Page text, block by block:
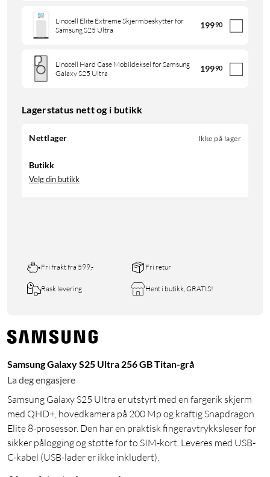
Linocell Elite Extreme Skjermbeskytter for
Samsung S25 Ultra
19990
Linocell Hard Case Mobildeksel for Samsung
Galaxy S25 Ultra
19990
Lagerstatus nett og i butikk
Nettlager Ikke på lager
Butikk
Velg din butikk
Fri frakt fra 599,- Fri retur
Rask levering Hent i butikk, GRATIS!
Samsung Galaxy S25 Ultra 256 GB Titan-grå
La deg engasjere
Samsung Galaxy S25 Ultra er utstyrt med en fargerik skjerm
med QHD+, hovedkamera på 200 Mp og kraftig Snapdragon
Elite 8-prosessor. Den har en praktisk fingeravtrykksleser for
sikker pålogging og støtte for to SIM-kort. Leveres med USB-
C-kabel (USB-lader er ikke inkludert).